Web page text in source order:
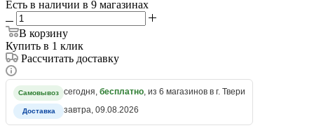
Есть в наличии в 9 магазинах
В корзину
Купить в 1 клик
Рассчитать доставку
Самовывоз сегодня, бесплатно, из 6 магазинов в г. Твери
Доставка завтра, 09.08.2026